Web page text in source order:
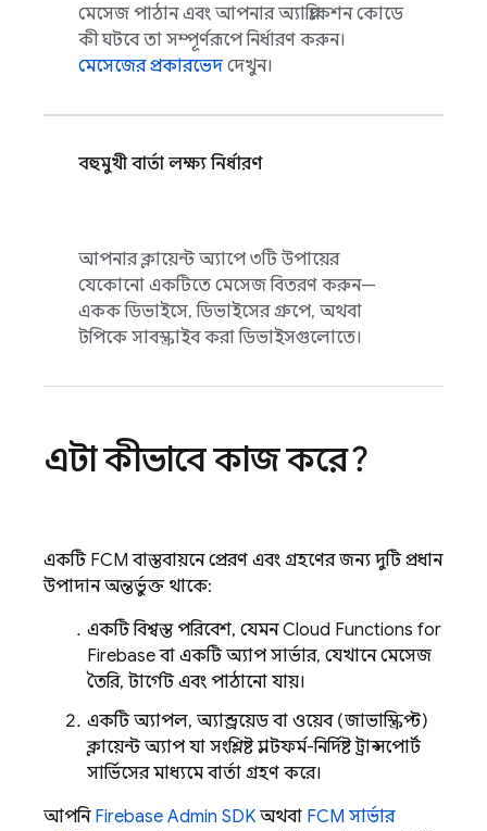
মেসেজ পাঠান এবং আপনার অ্যাপ্লিকেশন কোডে
কী ঘটবে তা সম্পূর্ণরূপে নির্ধারণ করুন।
মেসেজের প্রকারভেদ দেখুন।
বহুমুখী বার্তা লক্ষ্য নির্ধারণ
আপনার ক্লায়েন্ট অ্যাপে ৩টি উপায়ের
যেকোনো একটিতে মেসেজ বিতরণ করুন—
একক ডিভাইসে, ডিভাইসের গ্রুপে, অথবা
টপিকে সাবস্ক্রাইব করা ডিভাইসগুলোতে।
এটা কীভাবে কাজ করে?
একটি FCM বাস্তবায়নে প্রেরণ এবং গ্রহণের জন্য দুটি প্রধান
উপাদান অন্তর্ভুক্ত থাকে:
একটি বিশ্বস্ত পরিবেশ, যেমনCloud Functions for
Firebaseবা একটি অ্যাপ সার্ভার, যেখানে মেসেজ
তৈরি, টার্গেট এবং পাঠানো যায়।
একটি অ্যাপল, অ্যান্ড্রয়েড বা ওয়েব (জাভাস্ক্রিপ্ট)
ক্লায়েন্ট অ্যাপ যা সংশ্লিষ্ট প্ল্যাটফর্ম-নির্দিষ্ট ট্রান্সপোর্ট
সার্ভিসের মাধ্যমে বার্তা গ্রহণ করে।
আপনি Firebase Admin SDK অথবা FCM সার্ভার